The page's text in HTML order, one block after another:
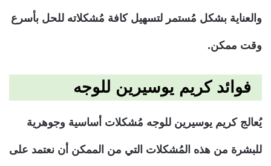
والعناية بشكل مُستمر لتسهيل كافة مُشكلاته للحل بأسرع
وقت ممكن.
فوائد كريم يوسيرين للوجه
يُعالج كريم يوسيرين للوجه مُشكلات أساسية وجوهرية
للبشرة من هذه المُشكلات التي من الممكن أن نعتمد على